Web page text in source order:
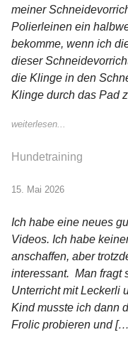
meiner
Polierleinen ein
bekomme, wenn ich
dieser
die Klinge in den
Klinge durch das Pad
weiterlesen...
Hundetraining
15. Mai 2026
Ich habe eine neues
Videos. Ich habe
anschaffen, aber
interessant. Man fragt
Unterricht mit Leckerli
Kind musste ich dann
Frolic probieren und